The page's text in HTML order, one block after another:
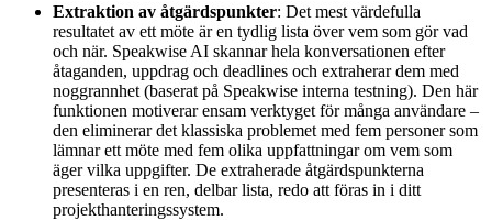
Extraktion av åtgärdspunkter: Det mest värdefulla
resultatet av ett möte är en tydlig lista över vem som gör vad
och när. Speakwise AI skannar hela konversationen efter
åtaganden, uppdrag och deadlines och extraherar dem med
noggrannhet (baserat på Speakwise interna testning). Den här
funktionen motiverar ensam verktyget för många användare –
den eliminerar det klassiska problemet med fem personer som
lämnar ett möte med fem olika uppfattningar om vem som
äger vilka uppgifter. De extraherade åtgärdspunkterna
presenteras i en ren, delbar lista, redo att föras in i ditt
projekthanteringssystem.